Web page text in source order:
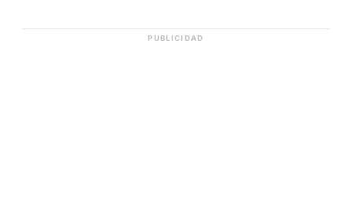
PUBLICIDAD